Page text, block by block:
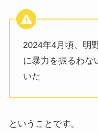
2024年4月頃、明
に暴力を振るわな
いた
ということです。